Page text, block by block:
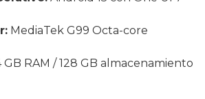
MediaTek G99 Octa-core
GB RAM / 128 GB almacenamiento